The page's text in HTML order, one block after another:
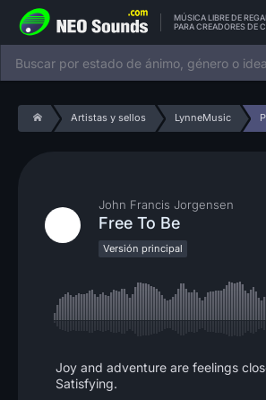
MÚSICA LIBRE DE
PARA CREADORES DE
Artistas y sellos LynneMusic
John Francis Jorgensen
Free To Be
Versión principal
Joy and adventure are feelings
Satisfying.